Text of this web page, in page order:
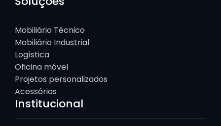
Mobiliário Técnico
Mobiliário Industrial
Logística
Oficina móvel
Projetos personalizados
Acessórios
Institucional